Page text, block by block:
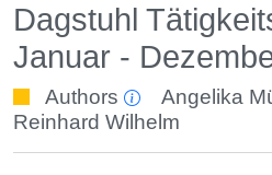
Dagstuhl
Januar -
Authors Angelika
Reinhard Wilhelm